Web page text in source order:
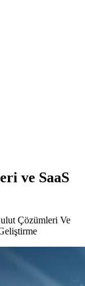
ve SaaS
Çözümleri Ve